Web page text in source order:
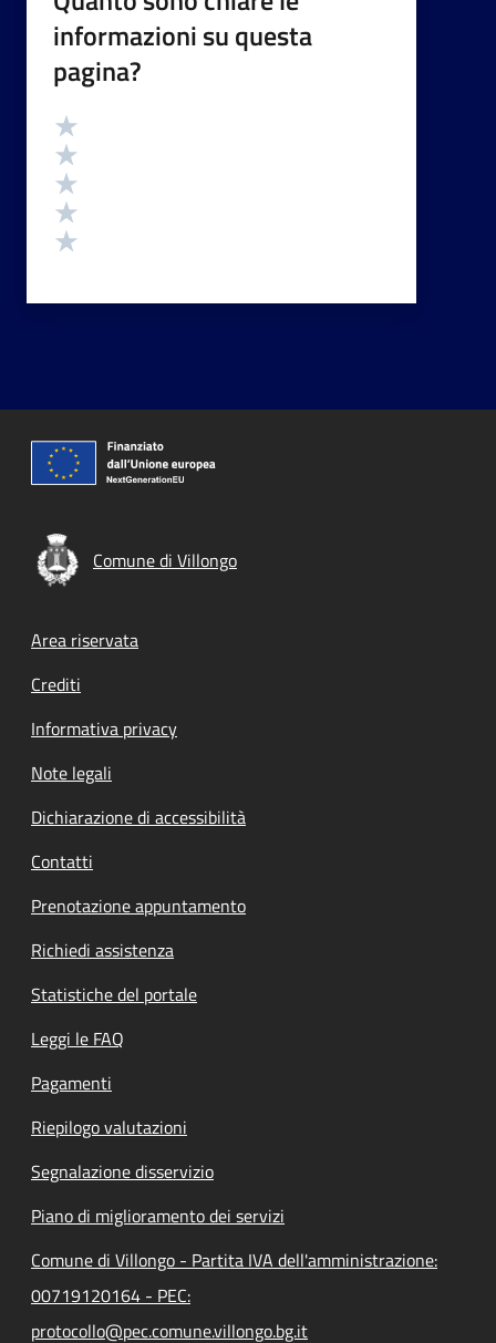
informazioni su questa
pagina?
Valutazione
Comune di Villongo
Footer menu
Area riservata
Crediti
Informativa privacy
Note legali
Dichiarazione di accessibilità
Contatti
Prenotazione appuntamento
Richiedi assistenza
Statistiche del portale
Leggi le FAQ
Pagamenti
Riepilogo valutazioni
Segnalazione disservizio
Piano di miglioramento dei servizi
Comune di Villongo - Partita IVA dell'amministrazione:
00719120164 - PEC:
protocollo@pec.comune.villongo.bg.it